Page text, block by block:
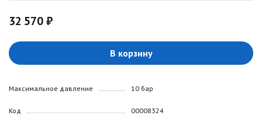
32 570 ₽
В корзину
Максимальное давление
Код
10 бар
00008324